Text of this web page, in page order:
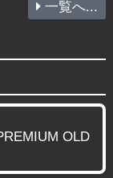
一覧へ...
OLD